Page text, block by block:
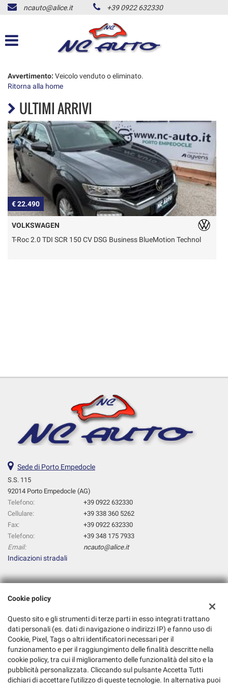
HOME
LISTA VEICOLI
ACQUISTIAMO USATO
NOLEGGIO AUTO
CONTATTI
ALD USATO
NEWS
AREA COMMERCIANTI
ncauto@alice.it +39 0922 632330
Avvertimento: Veicolo venduto o eliminato.
Ritorna alla home
ULTIMI ARRIVI
€ 22.490
VOLKSWAGEN
T-Roc 2.0 TDI SCR 150 CV DSG Business BlueMotion Technol
Sede di Porto Empedocle
S.S. 115
92014 Porto Empedocle (AG)
Telefono:
+39 0922 632330
Cellulare:
+39 338 360 5262
Fax:
+39 0922 632330
Telefono:
+39 348 175 7933
Email:
ncauto@alice.it
Indicazioni stradali
Dati fiscali:
S.S. 115, Porto Empedocle (AG)
C.F/P.IVA:02481330849
Registro delle imprese:AG
Cookie policy
Questo sito e gli strumenti di terze parti in esso integrati trattano
dati personali (es. dati di navigazione o indirizzi IP) e fanno uso di
Cookie, Pixel, Tags o altri identificatori necessari per il
funzionamento e per il raggiungimento delle finalità descritte nella
cookie policy, tra cui il miglioramento delle funzionalità del sito e la
pubblicità personalizzata. Cliccando sul pulsante Accetta Tutti
dichiari di accettare l'utilizzo di queste tecnologie. In alternativa puoi